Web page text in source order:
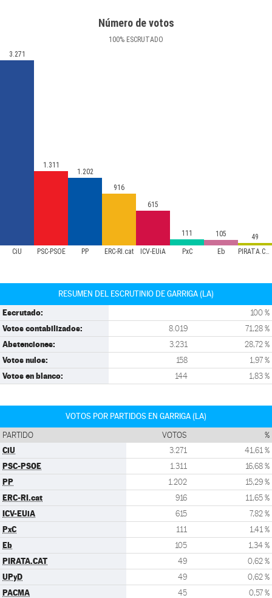
Número de votos
100% ESCRUTADO
CiU PSC-PSOE PP ERC-RI.cat ICV-EUiA PxC Eb PIRATA.CAT
3.271
1.311
1.202
916
615
111 105 49
RESUMEN DEL ESCRUTINIO DE GARRIGA (LA)
Escrutado: 100 %
Votos contabilizados: 8.019 71,28 %
Abstenciones: 3.231 28,72 %
Votos nulos: 158 1,97 %
Votos en blanco: 144 1,83 %
VOTOS POR PARTIDOS EN GARRIGA (LA)
PARTIDO VOTOS %
CiU 3.271 41,61 %
PSC-PSOE 1.311 16,68 %
PP 1.202 15,29 %
ERC-RI.cat 916 11,65 %
ICV-EUiA 615 7,82 %
PxC 111 1,41 %
Eb 105 1,34 %
PIRATA.CAT 49 0,62 %
UPyD 49 0,62 %
PACMA 45 0,57 %